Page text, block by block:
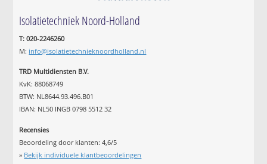
Isolatietechniek Noord-Holland
T: 020-2246260
M: info@isolatietechnieknoordholland.nl
TRD Multidiensten B.V.
KvK: 88068749
BTW: NL8644.93.496.B01
IBAN: NL50 INGB 0798 5512 32
Recensies
Beoordeling door klanten:4,6/5
» Bekijk individuele klantbeoordelingen